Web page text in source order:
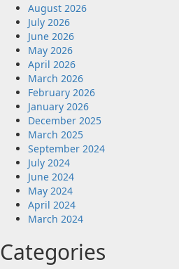
August 2026
July 2026
June 2026
May 2026
April 2026
March 2026
February 2026
January 2026
December 2025
March 2025
September 2024
July 2024
June 2024
May 2024
April 2024
March 2024
Categories